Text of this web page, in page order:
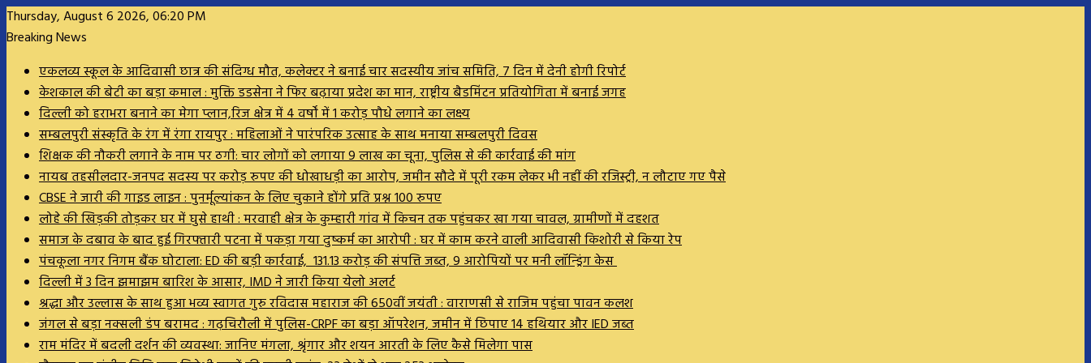
Thursday, August 6 2026, 06:20 PM
Breaking News
एकलव्य स्कूल के आदिवासी छात्र की संदिग्ध मौत, कलेक्टर ने बनाई चार सदस्यीय जांच समिति, 7 दिन में देनी होगी रिपोर्ट
केशकाल की बेटी का बड़ा कमाल : मुक्ति डडसेना ने फिर बढ़ाया प्रदेश का मान, राष्ट्रीय बैडमिंटन प्रतियोगिता में बनाई जगह
दिल्ली को हराभरा बनाने का मेगा प्लान,रिज क्षेत्र में 4 वर्षों में 1 करोड़ पौधे लगाने का लक्ष्य
सम्बलपुरी संस्कृति के रंग में रंगा रायपुर : महिलाओं ने पारंपरिक उत्साह के साथ मनाया सम्बलपुरी दिवस
शिक्षक की नौकरी लगाने के नाम पर ठगी: चार लोगों को लगाया 9 लाख का चूना, पुलिस से की कार्रवाई की मांग
नायब तहसीलदार-जनपद सदस्य पर करोड़ रुपए की धोखाधड़ी का आरोप, जमीन सौदे में पूरी रकम लेकर भी नहीं की रजिस्ट्री, न लौटाए गए पैसे
CBSE ने जारी की गाइड लाइन : पुनर्मूल्यांकन के लिए चुकाने होंगे प्रति प्रश्न 100 रुपए
लोहे की खिड़की तोड़कर घर में घुसे हाथी : मरवाही क्षेत्र के कुम्हारी गांव में किचन तक पहुंचकर खा गया चावल, ग्रामीणों में दहशत
समाज के दबाव के बाद हुई गिरफ्तारी पटना में पकड़ा गया दुष्कर्म का आरोपी : घर में काम करने वाली आदिवासी किशोरी से किया रेप
पंचकूला नगर निगम बैंक घोटाला: ED की बड़ी कार्रवाई, 131.13 करोड़ की संपत्ति जब्त, 9 आरोपियों पर मनी लॉन्ड्रिंग केस
दिल्ली में 3 दिन झमाझम बारिश के आसार, IMD ने जारी किया येलो अलर्ट
श्रद्धा और उल्लास के साथ हुआ भव्य स्वागत गुरु रविदास महाराज की 650वीं जयंती : वाराणसी से राजिम पहुंचा पावन कलश
जंगल से बड़ा नक्सली डंप बरामद : गढ़चिरौली में पुलिस-CRPF का बड़ा ऑपरेशन, जमीन में छिपाए 14 हथियार और IED जब्त
राम मंदिर में बदली दर्शन की व्यवस्था: जानिए मंगला, श्रृंगार और शयन आरती के लिए कैसे मिलेगा पास